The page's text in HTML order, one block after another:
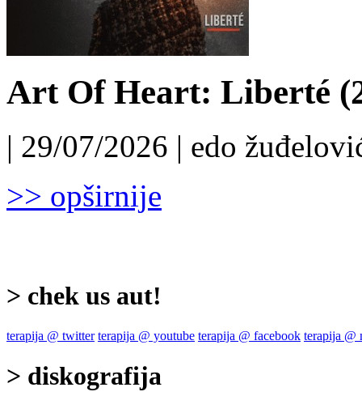
Art Of Heart: Liberté
| 29/07/2026 | edo
>> opširnije
> chek us aut!
terapija @ twitter terapija @ youtube terapija @ facebook terapija @
> diskografija